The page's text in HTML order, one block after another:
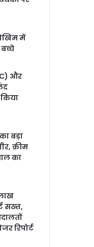
में
और
बड़ा
क्रीम
का
सख्त,
रिपोर्ट